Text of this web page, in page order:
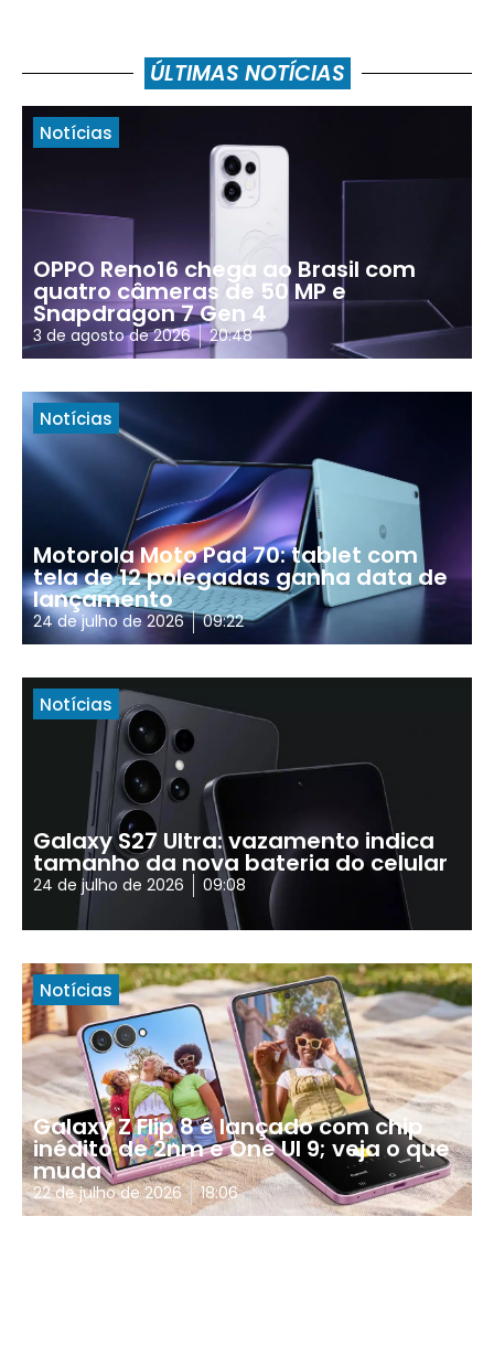
ÚLTIMAS NOTÍCIAS
Notícias
OPPO Reno16 chega ao Brasil com
quatro câmeras de 50 MP e
Snapdragon 7 Gen 4
3 de agosto de 2026 20:48
Notícias
Motorola Moto Pad 70: tablet com
tela de 12 polegadas ganha data de
lançamento
24 de julho de 2026 09:22
Notícias
Galaxy S27 Ultra: vazamento indica
tamanho da nova bateria do celular
24 de julho de 2026 09:08
Notícias
Galaxy Z Flip 8 é lançado com chip
inédito de 2nm e One UI 9; veja o que
muda
22 de julho de 2026 18:06